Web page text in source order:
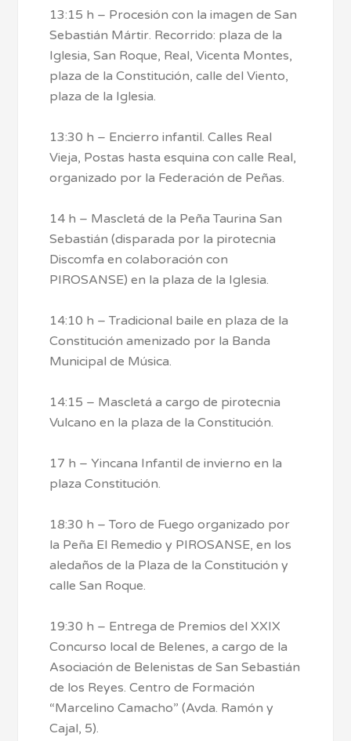
13:15 h – Procesión con la imagen de San
Sebastián Mártir. Recorrido: plaza de la
Iglesia, San Roque, Real, Vicenta Montes,
plaza de la Constitución, calle del Viento,
plaza de la Iglesia.
13:30 h – Encierro infantil. Calles Real
Vieja, Postas hasta esquina con calle Real,
organizado por la Federación de Peñas.
14 h – Mascletá de la Peña Taurina San
Sebastián (disparada por la pirotecnia
Discomfa en colaboración con
PIROSANSE) en la plaza de la Iglesia.
14:10 h – Tradicional baile en plaza de la
Constitución amenizado por la Banda
Municipal de Música.
14:15 – Mascletá a cargo de pirotecnia
Vulcano en la plaza de la Constitución.
17 h – Yincana Infantil de invierno en la
plaza Constitución.
18:30 h – Toro de Fuego organizado por
la Peña El Remedio y PIROSANSE, en los
aledaños de la Plaza de la Constitución y
calle San Roque.
19:30 h – Entrega de Premios del XXIX
Concurso local de Belenes, a cargo de la
Asociación de Belenistas de San Sebastián
de los Reyes. Centro de Formación
“Marcelino Camacho” (Avda. Ramón y
Cajal, 5).